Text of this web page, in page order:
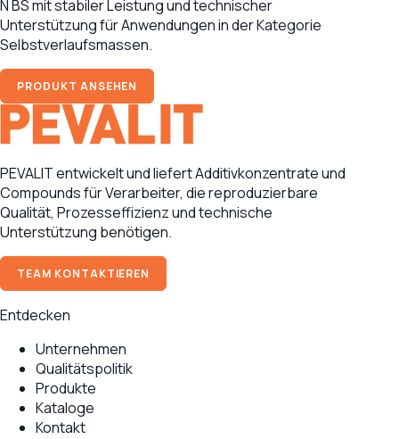
N BS mit stabiler Leistung und technischer
Unterstützung für Anwendungen in der Kategorie
Selbstverlaufsmassen.
PRODUKT ANSEHEN
PEVALIT entwickelt und liefert Additivkonzentrate und
Compounds für Verarbeiter, die reproduzierbare
Qualität, Prozesseffizienz und technische
Unterstützung benötigen.
TEAM KONTAKTIEREN
Entdecken
Unternehmen
Qualitätspolitik
Produkte
Kataloge
Kontakt